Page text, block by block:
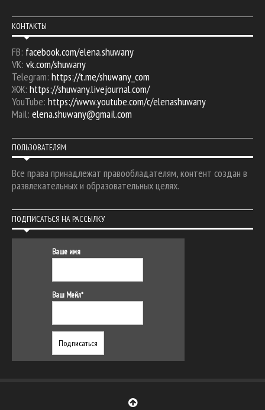
КОНТАКТЫ
FB: facebook.com/elena.shuwany
VK: vk.com/shuwany
Telegram: https://t.me/shuwany_com
ЖЖ: https://shuwany.livejournal.com/
YouTube: https://www.youtube.com/c/elenashuwany
Mail: elena.shuwany@gmail.com
ПОЛЬЗОВАТЕЛЯМ
Все права принадлежат правообладателям, контент создан в
развлекательных и образовательных целях.
ПОДПИСАТЬСЯ НА РАССЫЛКУ
Ваше имя
Ваш Мейл*